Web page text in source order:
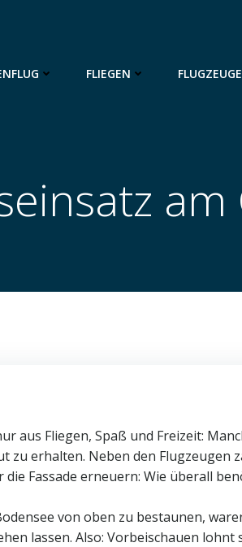
FLIEGEN FLUGZEUGE
am
aus Fliegen, Spaß und Freizeit:
erhalten. Neben den Flugzeugen
Fassade erneuern: Wie überall
von oben zu bestaunen,
lassen. Also: Vorbeischauen lohnt